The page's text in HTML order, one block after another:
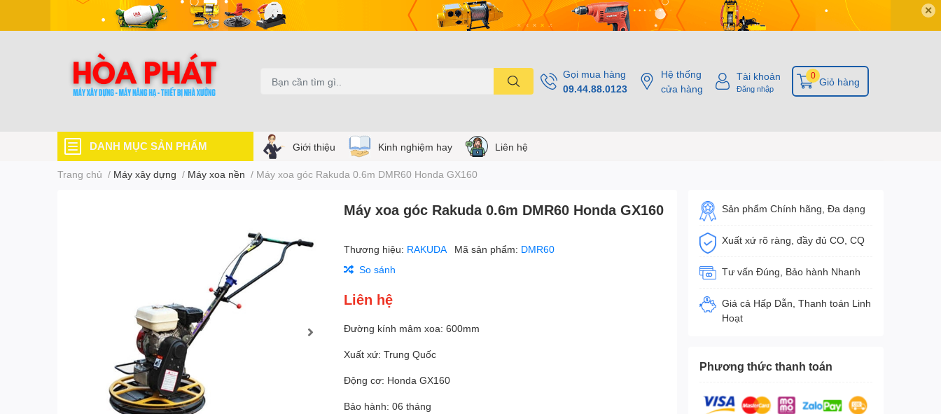
✕
Gọi mua hàng
09.44.88.0123
Hệ thống
cửa hàng
Tài khoản
Đăng nhập
Giỏ hàng
0
DANH MỤC SẢN PHẨM Giới thiệu Kinh nghiệm hay Liên hệ
Trang chủ / Máy xây dựng / Máy xoa nền / Máy xoa góc Rakuda 0.6m DMR60 Honda GX160
Máy xoa góc Rakuda 0.6m DMR60 Honda GX160
Thương hiệu: RAKUDA Mã sản phẩm: DMR60
So sánh
Liên hệ
Đường kính mâm xoa: 600mm
Xuất xứ: Trung Quốc
Động cơ: Honda GX160
Bảo hành: 06 tháng
Sản phẩm Chính hãng, Đa dạng
Xuất xứ rõ ràng, đầy đủ CO, CQ
Tư vấn Đúng, Bảo hành Nhanh
Giá cả Hấp Dẫn, Thanh toán Linh
Hoạt
Phương thức thanh toán